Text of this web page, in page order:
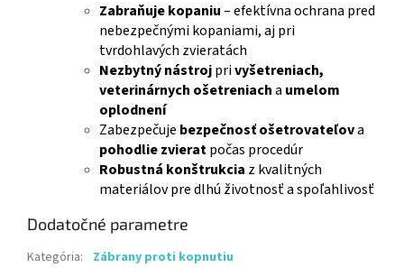
Zabraňuje kopaniu– efektívna ochrana pred
nebezpečnými kopaniami, aj pri
tvrdohlavých zvieratách
Nezbytný nástrojprivyšetreniach,
veterinárnych ošetreniacha umelom
oplodnení
Zabezpečuje bezpečnosť ošetrovateľova
pohodlie zvieratpočas procedúr
Robustná konštrukcia z kvalitných
materiálov pre dlhú životnosť a spoľahlivosť
Dodatočné parametre
Kategória:
Zábrany proti kopnutiu